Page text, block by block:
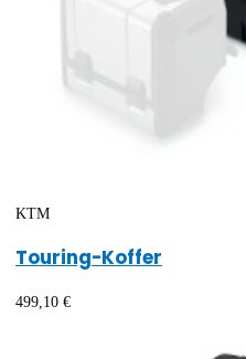
KTM
Touring-Koffer
499,10 €